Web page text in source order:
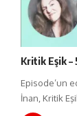
Kritik Eşik –
Episode’un
İnan, Kritik